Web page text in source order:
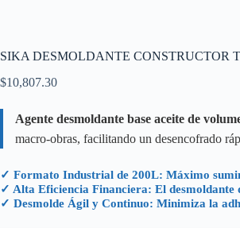
SIKA DESMOLDANTE CONSTRUCTOR
$10,807.30
Agente desmoldante base aceite de
macro-obras, facilitando un desencofrado
✓ Formato Industrial de 200L: Máximo
✓ Alta Eficiencia Financiera: El desmoldante
✓ Desmolde Ágil y Continuo: Minimiza la